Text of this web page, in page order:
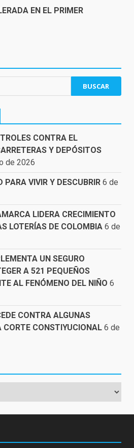
EN EL PRIMER
CONTRA EL
Y DEPÓSITOS
de 2026
PARA VIVIR Y DESCUBRIR 6 de
LIDERA CRECIMIENTO
LOTERÍAS DE COLOMBIA 6 de
UN SEGURO
A 521 PEQUEÑOS
AL FENÓMENO DEL NIÑO 6
CONTRA ALGUNAS
CORTE CONSTIYUCIONAL 6 de